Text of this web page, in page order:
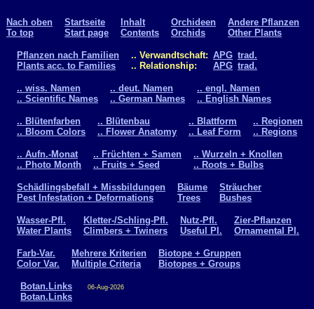
Nach oben
To top
Startseite
Start page
Inhalt
Contents
Orchideen
Orchids
Andere Pflanzen
Other Plants
Pflanzen nach Familien
Plants acc. to Families
.. Verwandtschaft:
.. Relationship:
APG
APG
trad.
trad.
.. wiss. Namen
.. Scientific Names
.. deut. Namen
.. German Names
.. engl. Namen
.. English Names
.. Blütenfarben
.. Bloom Colors
.. Blütenbau
.. Flower Anatomy
.. Blattform
.. Leaf Form
.. Regionen
.. Regions
.. Aufn.-Monat
.. Photo Month
.. Früchten + Samen
.. Fruits + Seed
.. Wurzeln + Knollen
.. Roots + Bulbs
Schädlingsbefall + Missbildungen
Pest Infestation + Deformations
Bäume
Trees
Sträucher
Bushes
Wasser-Pfl.
Water Plants
Kletter-/Schling-Pfl.
Climbers + Twiners
Nutz-Pfl.
Useful Pl.
Zier-Pflanzen
Ornamental Pl.
Farb-Var.
Color Var.
Mehrere Kriterien
Multiple Criteria
Biotope + Gruppen
Biotopes + Groups
Botan.Links
Botan.Links
06-Aug-2026